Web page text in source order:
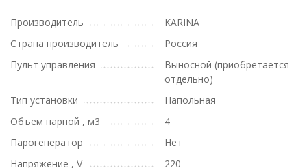
Производитель
KARINA
Страна производитель
Россия
Пульт управления
Выносной (приобретается
отдельно)
Тип установки
Напольная
Объем парной , м3
4
Парогенератор
Нет
Напряжение , V
220